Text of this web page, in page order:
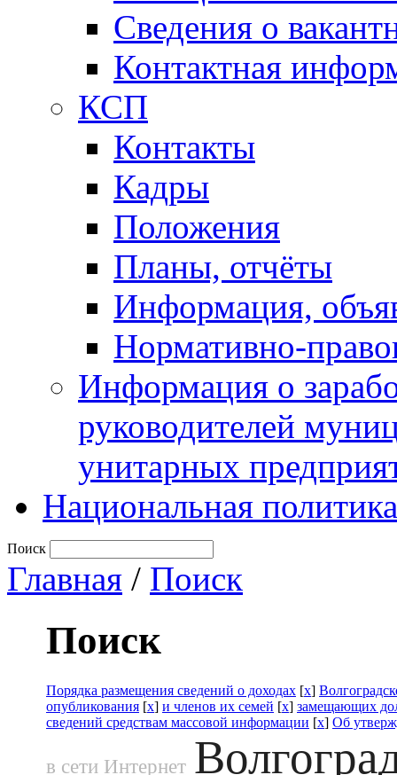
Сведения о
Контактная
КСП
Контакты
Кадры
Положения
Планы, отчёты
Информация,
Нормативно-
Информация о
руководителей
унитарных
Национальная политика
Поиск
Главная / Поиск
Поиск
Порядка размещения сведений о доходах [x]
опубликования [x] и членов их семей [x] замещающих
сведений средствам массовой информации [x] Об
в сети Интернет